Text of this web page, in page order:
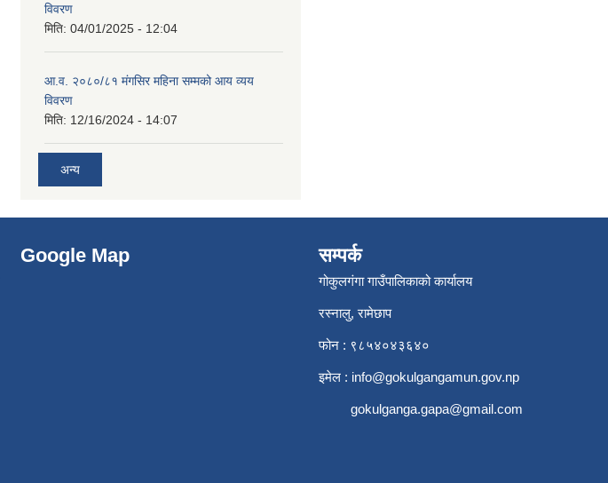
विवरण
मिति: 04/01/2025 - 12:04
आ.व. २०८०/८१ मंगसिर महिना सम्मको आय व्यय
विवरण
मिति: 12/16/2024 - 14:07
अन्य
Google Map सम्पर्क
गोकुलगंगा गाउँपालिकाको कार्यालय
रस्नालु, रामेछाप
फोन : ९८५४०४३६४०
इमेल : info@gokulgangamun.gov.np
gokulganga.gapa@gmail.com